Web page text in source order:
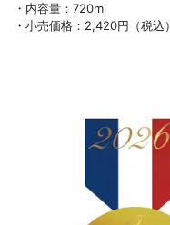
・内容量：720ml
・小売価格：2,420円（税込）